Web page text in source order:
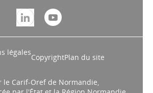
légales
CopyrightPlan du site
le Carif-Oref de Normandie,